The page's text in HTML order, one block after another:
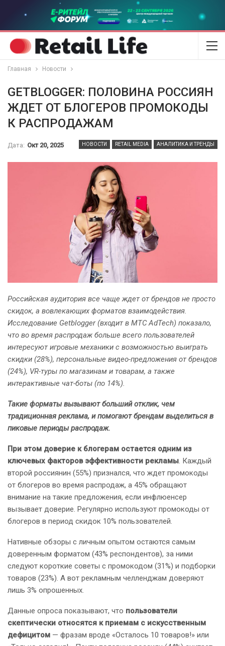
Главная Новости
GETBLOGGER: ПОЛОВИНА РОССИЯН
ЖДЕТ ОТ БЛОГЕРОВ ПРОМОКОДЫ
К РАСПРОДАЖАМ
НОВОСТИ RETAIL MEDIA АНАЛИТИКА И ТРЕНДЫ
Дата: Окт 20, 2025
Российская аудитория все чаще ждет от брендов не просто
скидок, а вовлекающих форматов взаимодействия.
Исследование Getblogger (входит в МТС AdTech) показало,
что во время распродаж больше всего пользователей
интересуют игровые механики с возможностью выиграть
скидки (28%), персональные видео-предложения от брендов
(24%), VR-туры по магазинам и товарам, а также
интерактивные чат-боты (по 14%).
Такие форматы вызывают больший отклик, чем
традиционная реклама, и помогают брендам выделиться в
пиковые периоды распродаж.
При этом доверие к блогерам остается одним из
ключевых факторов эффективности рекламы. Каждый
второй россиянин (55%) признался, что ждет промокоды
от блогеров во время распродаж, а 45% обращают
внимание на такие предложения, если инфлюенсер
вызывает доверие. Регулярно используют промокоды от
блогеров в период скидок 10% пользователей.
Нативные обзоры с личным опытом остаются самым
доверенным форматом (43% респондентов), за ними
следуют короткие советы с промокодом (31%) и подборки
товаров (23%). А вот рекламным челленджам доверяют
лишь 3% опрошенных.
Данные опроса показывают, что пользователи
скептически относятся к приемам с искусственным
дефицитом — фразам вроде «Осталось 10 товаров!» или